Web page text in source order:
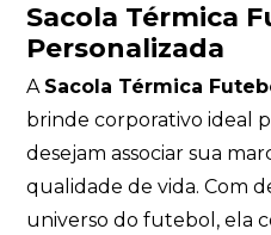
Sacola Térmica
Personalizada
A Sacola Térmica
brinde corporativo ideal
desejam associar sua
qualidade de vida. Com
universo do futebol, ela